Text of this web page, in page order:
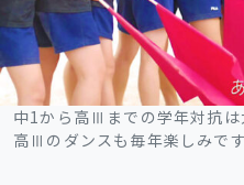
中1から高Ⅲまでの学年対抗は
高Ⅲのダンスも毎年楽しみです